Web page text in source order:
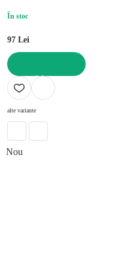
În stoc
97 Lei
ADAUGĂ ÎN COȘ
alte variante
Nou